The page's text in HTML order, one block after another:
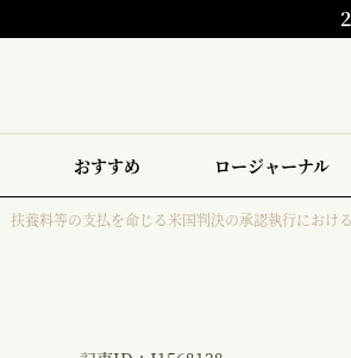
おすすめ ロージャーナル
扶養料等の支払を命じる米国判決の承認執行におけ